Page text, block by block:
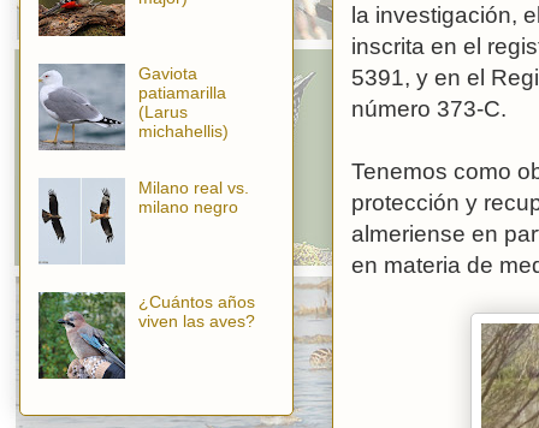
la investigación,
inscrita en el
5391, y en el
número 373-C.
Tenemos como
protección y
almeriense en
en materia de
Gaviota
patiamarilla
(Larus
michahellis)
Milano real vs.
milano negro
¿Cuántos años
viven las aves?